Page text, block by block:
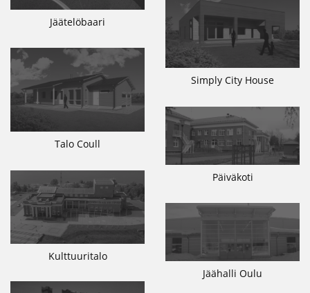
Jäätelöbaari
Simply City House
Talo Coull
Päiväkoti
Kulttuuritalo
Jäähalli Oulu